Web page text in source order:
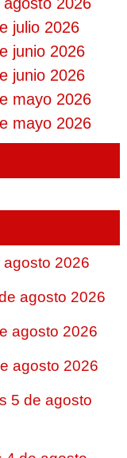
julio 2026
junio 2026
junio 2026
mayo 2026
mayo 2026
2026
agosto 2026
agosto 2026
agosto 2026
5 de agosto